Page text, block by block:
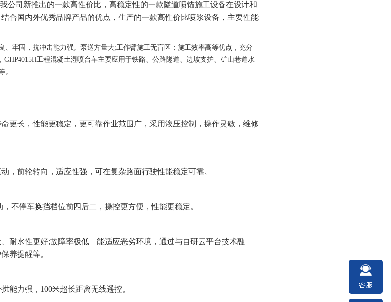
公司新推出的一款高性价比，高稳定性的一款隧道喷锚施工设备在设计和
合国内外优秀品牌产品的优点，生产的一款高性价比喷浆设备，主要性能
、牢固，抗冲击能力强。泵送方量大;工作臂施工无盲区；施工效率高等优点，充分
GHP4015H工程混凝土湿喷台车主要应用于铁路、公路隧道、边坡支护、矿山巷道水
。
更长，性能更稳定，更可靠作业范围广，采用液压控制，操作灵敏，维修
，前轮转向，适应性强，可在复杂路面行驶性能稳定可靠。
不停车换挡档位前四后二，操控更方便，性能更稳定。
耐水性更好;故障率极低，能适应恶劣环境，通过与自研云平台技术融
养提醒等。
能力强， 100米超长距离无线遥控。 客服